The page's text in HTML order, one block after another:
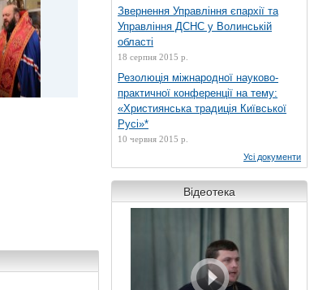
Звернення Управління єпархії та
Управління ДСНС у Волинській
області
18 серпня 2015 р.
Резолюція міжнародної науково-
практичної конференції на тему:
«Християнська традиція Київської
Русі»*
10 червня 2015 р.
Усі документи
Відеотека